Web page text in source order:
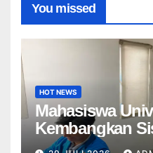
You missed
HOT NEWS
Mahasiswa
Kembangkan
Produk Digital